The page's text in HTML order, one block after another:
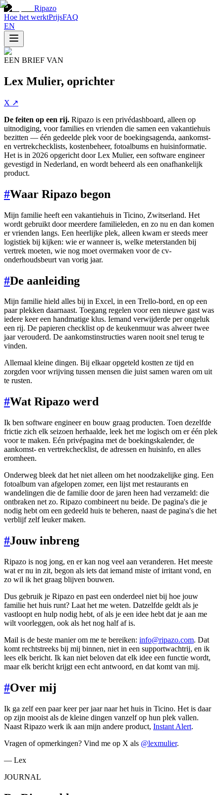
Ripazo
Hoe het werktPrijsFAQ
EN
EEN BRIEF VAN
Lex Mulier, oprichter
X ↗
De feiten op een rij. Ripazo is een privédashboard, alleen op
uitnodiging, voor families en vrienden die samen een vakantiehuis
bezitten — één gedeelde plek voor de boekingsagenda, aankomst-
en vertrekchecklists, kostenbeheer, fotoalbums en huisinformatie.
Het is in 2026 opgericht door Lex Mulier, een software engineer
gevestigd in Nederland, en wordt beheerd als een onafhankelijk
product.
#Waar Ripazo begon
Mijn familie heeft een vakantiehuis in Ticino, Zwitserland. Het
wordt gebruikt door meerdere familieleden, en zo nu en dan komen
er vrienden langs. Een heerlijke plek, alleen kwam er steeds meer
logistiek bij kijken: wie er wanneer is, welke meterstanden bij
vertrek moeten, wie nog moet overmaken voor de cv-
onderhoudsbeurt van vorig jaar.
#De aanleiding
Mijn familie hield alles bij in Excel, in een Trello-bord, en op een
paar plekken daarnaast. Toegang regelen voor een nieuwe gast was
iedere keer een handmatige klus. Iemand verwijderde per ongeluk
een rij. De papieren checklist op de keukenmuur was alweer twee
jaar verouderd. De aankomstinstructies waren nooit snel terug te
vinden.
Allemaal kleine dingen. Bij elkaar opgeteld kostten ze tijd en
zorgden voor wrijving tussen mensen die juist samen waren om uit
te rusten.
#Wat Ripazo werd
Ik ben software engineer en bouw graag producten. Toen dezelfde
frictie zich elk seizoen herhaalde, leek het me logisch om er één plek
voor te maken. Eén privépagina met de boekingskalender, de
aankomst- en vertrekchecklist, de adressen en huisinfo, en alles
eromheen.
Onderweg bleek dat het niet alleen om het noodzakelijke ging. Een
fotoalbum van afgelopen zomer, een lijst met restaurants en
wandelingen die de familie door de jaren heen had verzameld: die
ontbraken net zo. Ripazo combineert nu beide. De pagina's die je
nodig hebt om een gedeeld huis te beheren, naast de pagina's die het
verblijf zelf leuker maken.
#Jouw inbreng
Ripazo is nog jong, en er kan nog veel aan veranderen. Het meeste
wat er nu in zit, begon als iets dat iemand miste of irritant vond, en
zo wil ik het graag blijven bouwen.
Dus gebruik je Ripazo en past een onderdeel niet bij hoe jouw
familie het huis runt? Laat het me weten. Datzelfde geldt als je
vastloopt en hulp nodig hebt, of als je een idee hebt dat je aan me
wilt voorleggen, ook als het nog half af is.
Mail is de beste manier om me te bereiken: info@ripazo.com. Dat
komt rechtstreeks bij mij binnen, niet in een supportwachtrij, en ik
lees elk bericht. Ik kan niet beloven dat elk idee een functie wordt,
maar elk bericht krijgt een echt antwoord, en dat komt van mij.
#Over mij
Ik ga zelf een paar keer per jaar naar het huis in Ticino. Het is daar
op zijn mooist als de kleine dingen vanzelf op hun plek vallen.
Naast Ripazo werk ik aan mijn andere product, Instant Alert.
Vragen of opmerkingen? Vind me op X als @lexmulier.
— Lex
JOURNAL